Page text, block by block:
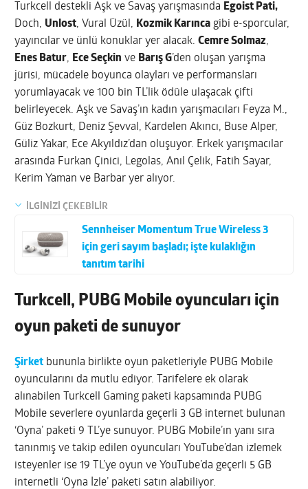
Turkcell destekli Aşk ve Savaş yarışmasında Egoist Pati,
Doch, Unlost, Vural Üzül, Kozmik Karınca gibi e-sporcular,
yayıncılar ve ünlü konuklar yer alacak.Cemre Solmaz,
Enes Batur, Ece Seçkin ve Barış G’den oluşan yarışma
jürisi, mücadele boyunca olayları ve performansları
yorumlayacak ve 100 bin TL’lik ödüle ulaşacak çifti
belirleyecek. Aşk ve Savaş’ın kadın yarışmacıları Feyza M.,
Güz Bozkurt, Deniz Şevval, Kardelen Akıncı, Buse Alper,
Güliz Yakar, Ece Akyıldız’dan oluşuyor. Erkek yarışmacılar
arasında Furkan Çinici, Legolas, Anıl Çelik, Fatih Sayar,
Kerim Yaman ve Barbar yer alıyor.
İLGİNİZİ ÇEKEBİLİR
Sennheiser Momentum True Wireless 3
için geri sayım başladı; işte kulaklığın
tanıtım tarihi
Turkcell, PUBG Mobile oyuncuları için
oyun paketi de sunuyor
Şirket bununla birlikte oyun paketleriyle PUBG Mobile
oyuncularını da mutlu ediyor. Tarifelere ek olarak
alınabilen Turkcell Gaming paketi kapsamında PUBG
Mobile severlere oyunlarda geçerli 3 GB internet bulunan
‘Oyna’ paketi 9 TL’ye sunuyor. PUBG Mobile’ın yanı sıra
tanınmış ve takip edilen oyuncuları YouTube’dan izlemek
isteyenler ise 19 TL’ye oyun ve YouTube’da geçerli 5 GB
internetli ‘Oyna İzle’ paketi satın alabiliyor.